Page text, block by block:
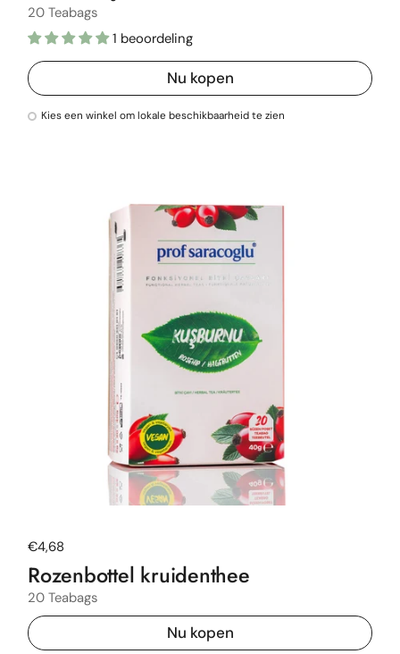
20 Teabags
1 beoordeling
Nu kopen
Kies een winkel om lokale beschikbaarheid te zien
Normale prijs
€4,68
Rozenbottel kruidenthee
20 Teabags
Nu kopen